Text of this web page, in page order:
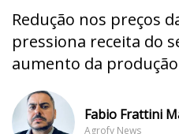
Redução nos preços
pressiona receita do
aumento da
Fabio Frattini
Agrofy News